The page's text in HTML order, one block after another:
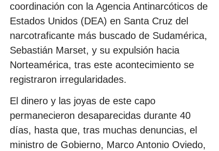
coordinación con la Agencia Antinarcóticos de
Estados Unidos (DEA) en Santa Cruz del
narcotraficante más buscado de Sudamérica,
Sebastián Marset, y su expulsión hacia
Norteamérica, tras este acontecimiento se
registraron irregularidades.
El dinero y las joyas de este capo
permanecieron desaparecidas durante 40
días, hasta que, tras muchas denuncias, el
ministro de Gobierno, Marco Antonio Oviedo,